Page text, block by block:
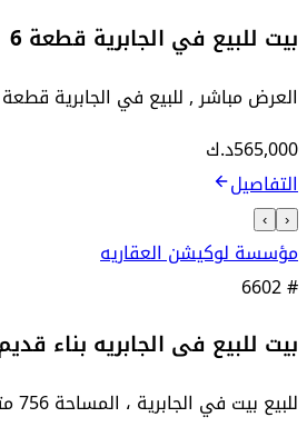
بيت للبيع في الجابرية قطعة 6
العرض مباشر , للبيع في الجابرية قطعة 6 , بيت 750 م , شارع واحد , قرب الخدمات مدخل ومخرج سهل , يتكون من 3 ادوار وسرداب وملحقين با...
565,000د.ك
التفاصيل
‹
›
مؤسسة لوكيشن العقاريه
6602#
بيت للبيع فى الجابريه بناء
للبيع بيت في الجابرية ، المساحة 756 متر مربع ، الموقع شارع واحد ، الواجهة 28 متر ، عبارة عن 3 أدوار وسرداب وملحقين ، تكييف سنترال ...